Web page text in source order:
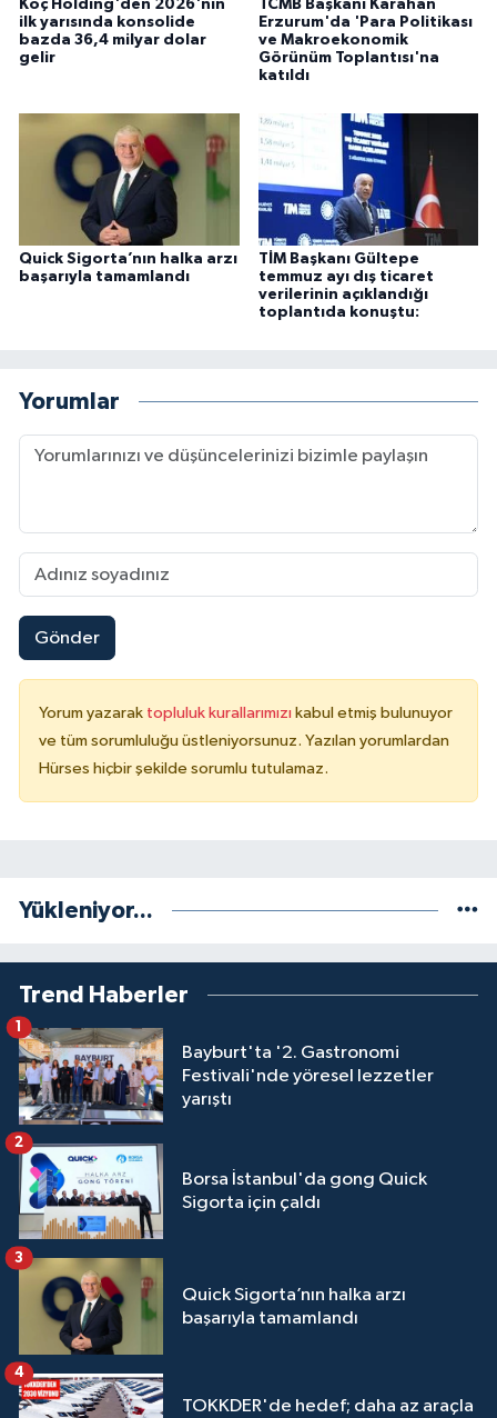
Koç Holding'den 2026'nın
ilk yarısında konsolide
bazda 36,4 milyar dolar
gelir
TCMB Başkanı Karahan
Erzurum'da 'Para Politikası
ve Makroekonomik
Görünüm Toplantısı'na
katıldı
Quick Sigorta’nın halka arzı
başarıyla tamamlandı
TİM Başkanı Gültepe
temmuz ayı dış ticaret
verilerinin açıklandığı
toplantıda konuştu:
Yorumlar
Gönder
Yorum yazarak topluluk kurallarımızı kabul etmiş bulunuyor
ve tüm sorumluluğu üstleniyorsunuz. Yazılan yorumlardan
Hürses hiçbir şekilde sorumlu tutulamaz.
Yükleniyor...
Trend Haberler
Bayburt'ta '2. Gastronomi
Festivali'nde yöresel lezzetler
yarıştı
1
Borsa İstanbul'da gong Quick
Sigorta için çaldı
2
Quick Sigorta’nın halka arzı
başarıyla tamamlandı
3
TOKKDER'de hedef; daha az araçla
4